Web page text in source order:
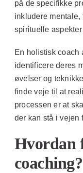
på de specifikke
inkludere
spirituelle
En holistisk coach
identificere deres
øvelser og
finde veje til at
processen er at
der kan stå i vejen
Hvordan
coaching?